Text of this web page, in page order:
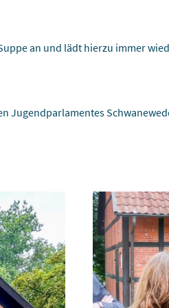
an und lädt hierzu immer
Jugendparlamentes